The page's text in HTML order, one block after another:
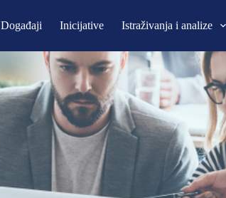
Događaji Inicijative Istraživanja i analize